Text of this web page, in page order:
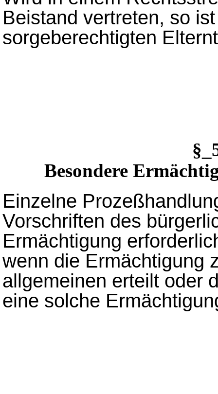
Beistand vertreten, so
sorgeberechtigten
Besondere
Einzelne
Vorschriften des
Ermächtigung
wenn die Ermächtigung
allgemeinen erteilt oder
eine solche